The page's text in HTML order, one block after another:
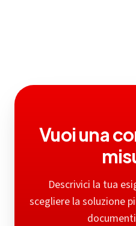
Vuoi una
Descrivici la tua
scegliere la soluzione